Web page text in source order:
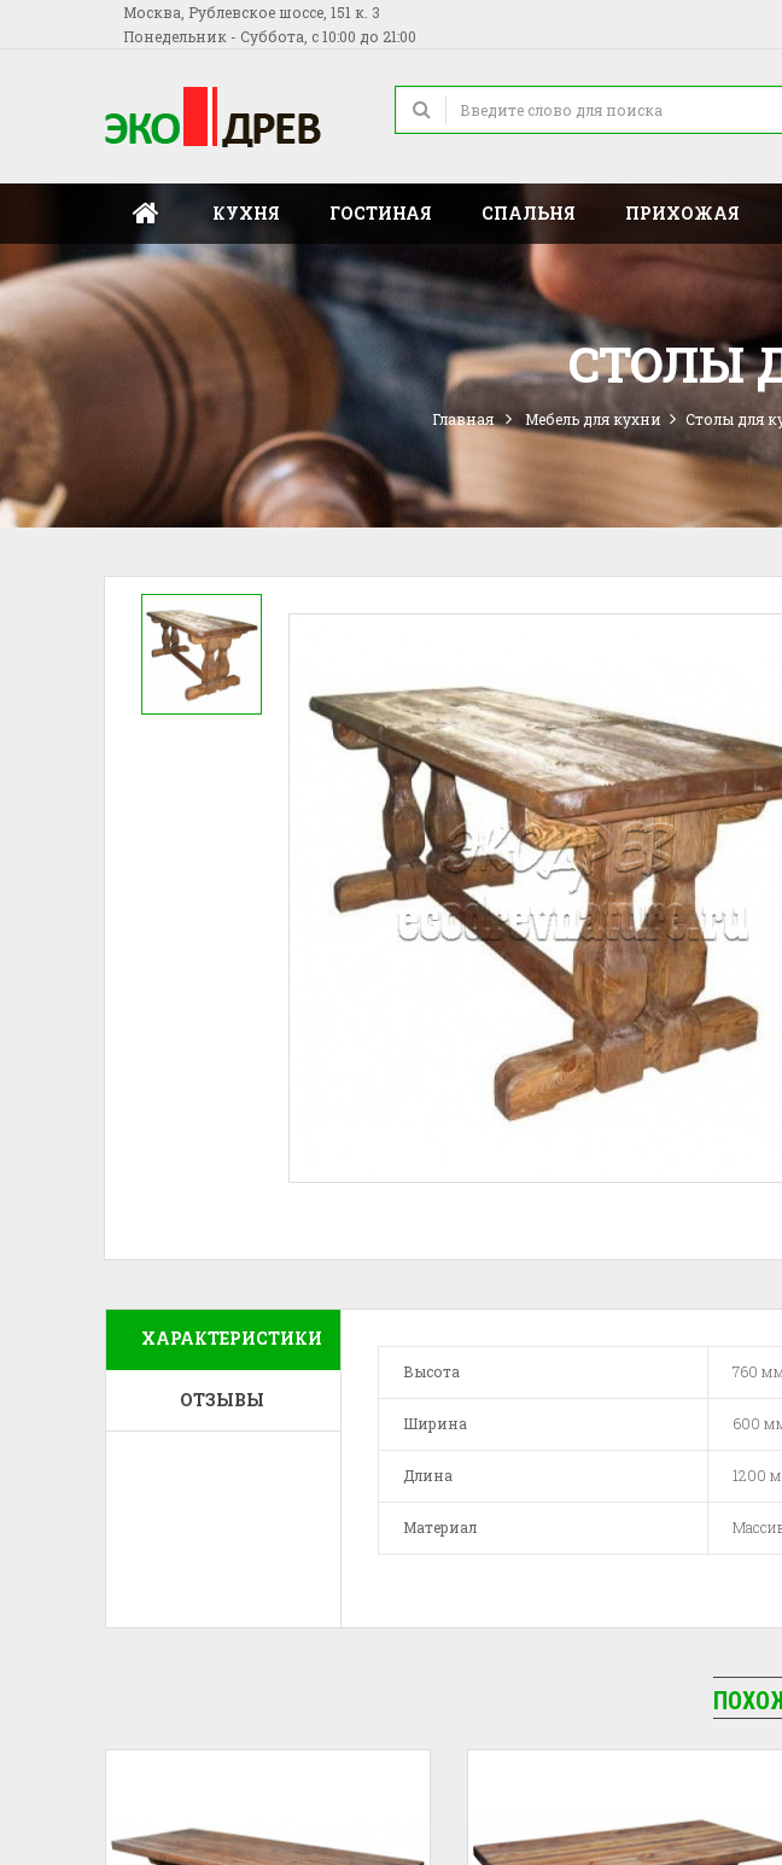
Москва, Рублевское шоссе, 151 к. 3
Понедельник - Суббота, с 10:00 до 21:00
КУХНЯ ГОСТИНАЯ СПАЛЬНЯ ПРИХОЖАЯ
СТОЛЫ
Главная Мебель для кухни Столы для
ХАРАКТЕРИСТИКИ
ОТЗЫВЫ
Высота 760
Ширина 600
Длина 1200
Материал